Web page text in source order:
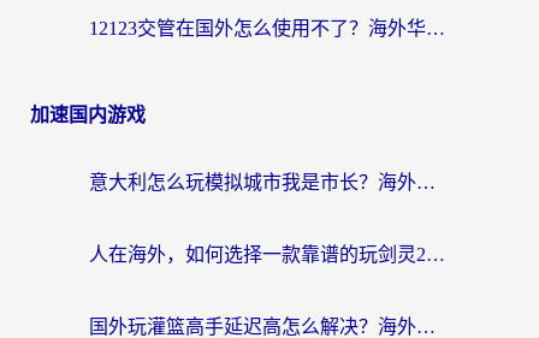
12123交管在国外怎么使用不了？海外华人必看的无缝访问国内资源指南
加速国内游戏
意大利怎么玩模拟城市我是市长？海外党国服游戏加速终极攻略（附三国3量子特攻解决办法）
人在海外，如何选择一款靠谱的玩剑灵2加速器？
国外玩灌篮高手延迟高怎么解决？海外玩家国服游戏加速终极指南